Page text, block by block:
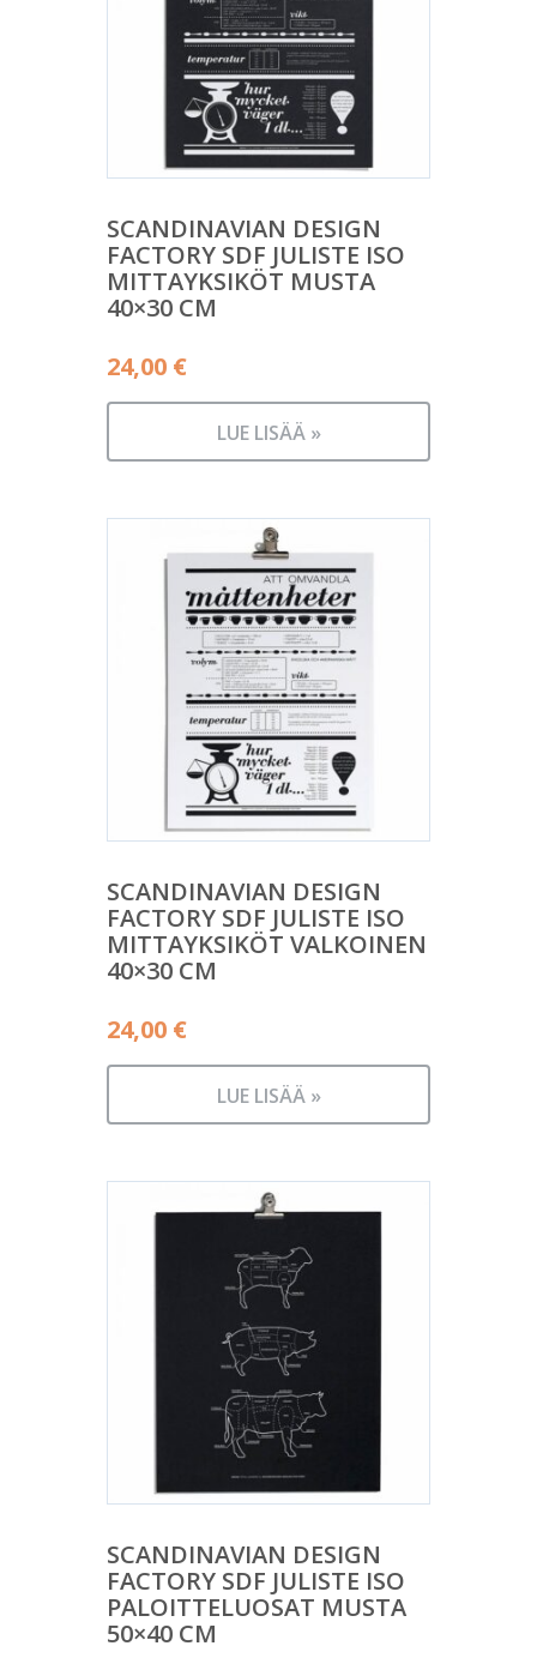
SCANDINAVIAN DESIGN
FACTORY SDF JULISTE ISO
MITTAYKSIKÖT MUSTA
40×30 CM
24,00 €
LUE LISÄÄ »
SCANDINAVIAN DESIGN
FACTORY SDF JULISTE ISO
MITTAYKSIKÖT VALKOINEN
40×30 CM
24,00 €
LUE LISÄÄ »
SCANDINAVIAN DESIGN
FACTORY SDF JULISTE ISO
PALOITTELUOSAT MUSTA
50×40 CM